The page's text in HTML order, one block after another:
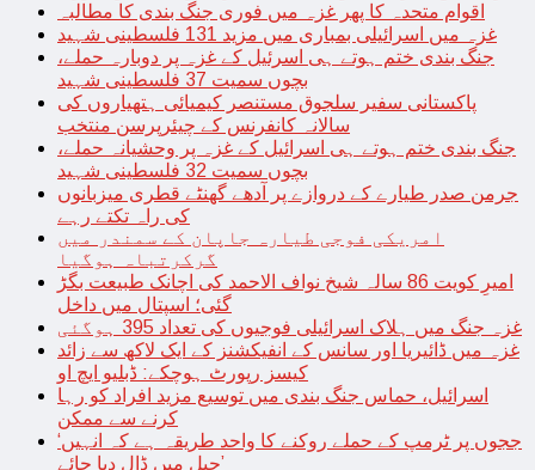
اقوام متحدہ کا پھر غزہ میں فوری جنگ بندی کا مطالبہ
غزہ میں اسرائیلی بمباری میں مزید 131 فلسطینی شہید
جنگ بندی ختم ہوتے ہی اسرئیل کے غزہ پر دوبارہ حملے،
بچوں سمیت 37 فلسطینی شہید
پاکستانی سفیر سلجوق مستنصر کیمیائی ہتھیاروں کی
سالانہ کانفرنس کے چیئرپرسن منتخب
جنگ بندی ختم ہوتے ہی اسرائیل کے غزہ پر وحشیانہ حملے،
بچوں سمیت 32 فلسطینی شہید
جرمن صدر طیارے کے دروازے پر آدھے گھنٹے قطری میزبانوں
کی راہ تکتے رہے
امریکی فوجی طیارہ جاپان کے سمندر میں
گرکرتباہ ہوگیا
امیرِ کویت 86 سالہ شیخ نواف الاحمد کی اچانک طبیعت بگڑ
گئی؛ اسپتال میں داخل
غزہ جنگ میں ہلاک اسرائیلی فوجیوں کی تعداد 395 ہوگئی
غزہ میں ڈائیریا اور سانس کے انفیکشنز کے ایک لاکھ سے زائد
کیسز رپورٹ ہوچکے: ڈبلیو ایچ او
اسرائیل، حماس جنگ بندی میں توسیع مزید افراد کو رہا
کرنے سے ممکن
‘ججوں پر ٹرمپ کے حملے روکنے کا واحد طریقہ ہے کہ انہیں
جیل میں ڈال دیا جائے’